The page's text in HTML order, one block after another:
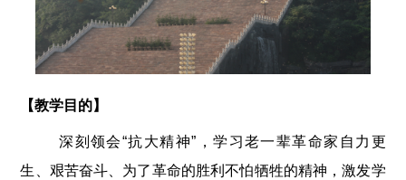
【教学目的】
深刻领会“抗大精神”，学习老一辈革命家自力更
生、艰苦奋斗、为了革命的胜利不怕牺牲的精神，激发学